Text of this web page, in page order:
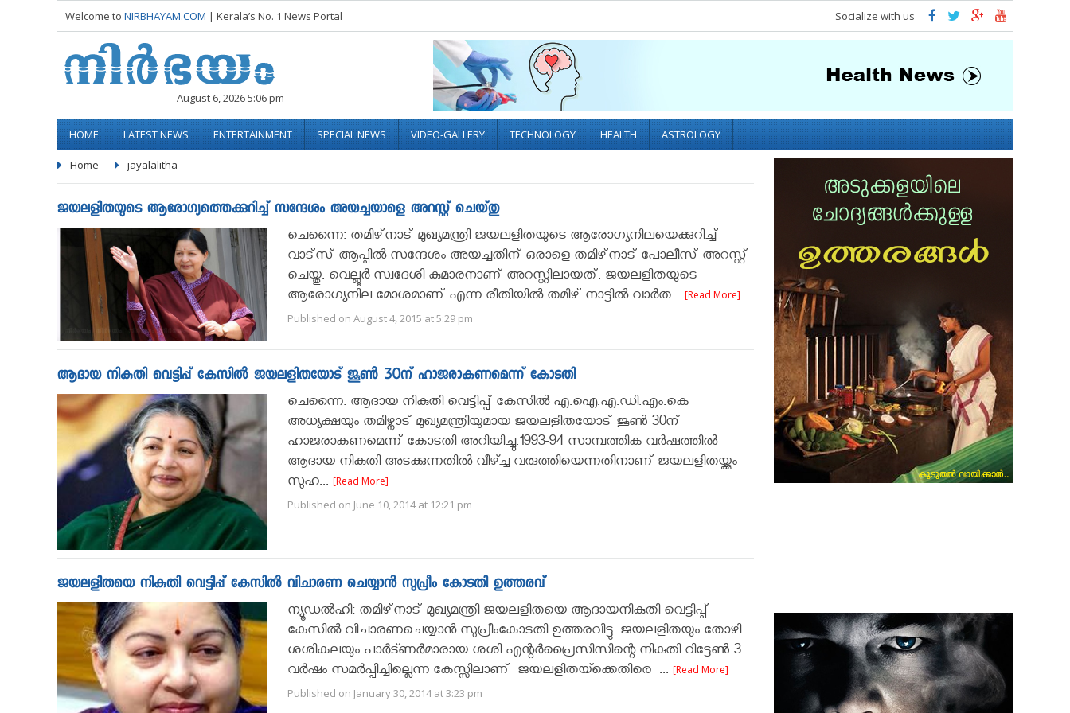
Welcome to NIRBHAYAM.COM | Kerala’s No. 1 News Portal Socialize with us
August 6, 2026 5:06 pm
HOME LATEST NEWS ENTERTAINMENT SPECIAL NEWS VIDEO-GALLERY TECHNOLOGY HEALTH ASTROLOGY
Home jayalalitha
ജയലളിതയുടെ ആരോഗ്യത്തെക്കുറിച്ച് സന്ദേശം അയച്ചയാളെ അറസ്റ്റ് ചെയ്തു
ചെന്നൈ: തമിഴ്‌നാട് മുഖ്യമന്ത്രി ജയലളിതയുടെ ആരോഗ്യനിലയെക്കുറിച്ച്
വാട്‌സ് ആപ്പില്‍ സന്ദേശം അയച്ചതിന് ഒരാളെ തമിഴ്‌നാട് പോലീസ് അറസ്റ്റ്
ചെയ്തു. വെല്ലൂര്‍ സ്വദേശി കുമാരനാണ് അറസ്റ്റിലായത്. ജയലളിതയുടെ
ആരോഗ്യനില മോശമാണ് എന്ന രീതിയില്‍ തമിഴ് നാട്ടില്‍ വാര്‍ത... [Read More]
Published on August 4, 2015 at 5:29 pm
ആദായ നികുതി വെട്ടിപ്പ് കേസില്‍ ജയലളിതയോട് ജൂണ്‍ 30ന് ഹാജരാകണമെന്ന് കോടതി
ചെന്നൈ: ആദായ നികുതി വെട്ടിപ്പ് കേസില്‍ എ.ഐ.എ.ഡി.എം.കെ
അധ്യക്ഷയും തമിഴ്നാട് മുഖ്യമന്ത്രിയുമായ ജയലളിതയോട് ജൂണ്‍ 30ന്
ഹാജരാകണമെന്ന് കോടതി അറിയിച്ചു.1993-94 സാമ്പത്തിക വര്‍ഷത്തില്‍
ആദായ നികുതി അടക്കുന്നതില്‍ വീഴ്ച്ച വരുത്തിയെന്നതിനാണ് ജയലളിതയ്ക്കും
സുഹ... [Read More]
Published on June 10, 2014 at 12:21 pm
ജയലളിതയെ നികുതി വെട്ടിപ്പ് കേസിൽ വിചാരണ ചെയ്യാൻ സുപ്രീം കോടതി ഉത്തരവ്
ന്യൂഡല്‍ഹി: തമിഴ്‌നാട് മുഖ്യമന്ത്രി ജയലളിതയെ ആദായനികുതി വെട്ടിപ്പ്
കേസില്‍ വിചാരണചെയ്യാന്‍ സുപ്രീംകോടതി ഉത്തരവിട്ടു. ജയലളിതയും തോഴി
ശശികലയും പാർട്ണർമാരായ ശശി എന്റർപ്രൈസിസിന്റെ നികുതി റിട്ടേണ്‍ 3
വർഷം സമർപ്പിച്ചില്ലെന്ന കേസ്സിലാണ് ജയലളിതയ്ക്കെതിരെ ... [Read More]
Published on January 30, 2014 at 3:23 pm